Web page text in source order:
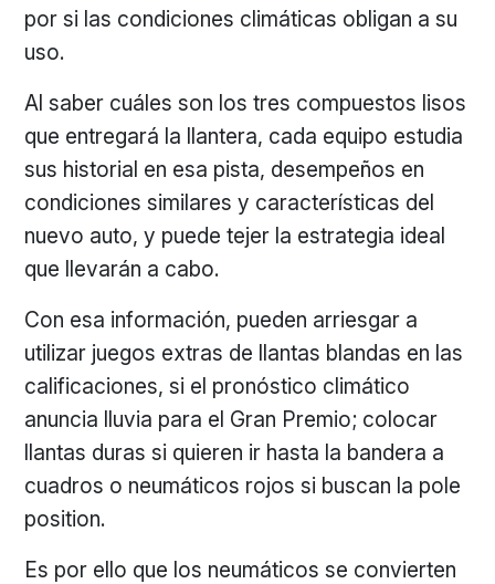
por si las condiciones climáticas obligan a su
uso.
Al saber cuáles son los tres compuestos lisos
que entregará la llantera, cada equipo estudia
sus historial en esa pista, desempeños en
condiciones similares y características del
nuevo auto, y puede tejer la estrategia ideal
que llevarán a cabo.
Con esa información, pueden arriesgar a
utilizar juegos extras de llantas blandas en las
calificaciones, si el pronóstico climático
anuncia lluvia para el Gran Premio; colocar
llantas duras si quieren ir hasta la bandera a
cuadros o neumáticos rojos si buscan la pole
position.
Es por ello que los neumáticos se convierten